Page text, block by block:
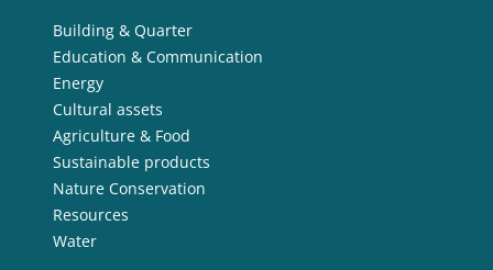
Building & Quarter
Education & Communication
Energy
Cultural assets
Agriculture & Food
Sustainable products
Nature Conservation
Resources
Water